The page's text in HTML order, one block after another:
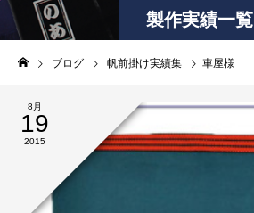
製作実績一覧
ブログ 帆前掛け実績集 車屋様
8月
19
2015